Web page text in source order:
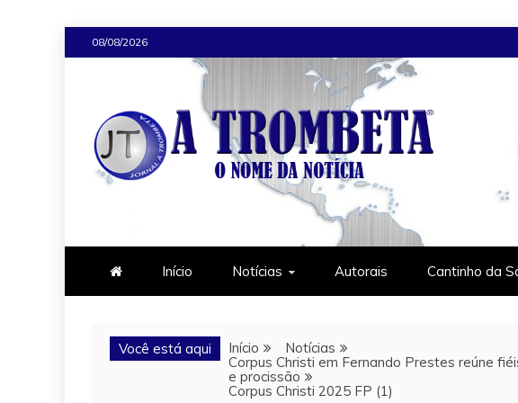
to
08/08/2026
JORNAL A TROMBETA
O Nome da Notícia
Início Notícias Autorais Cantinho da
Você está aqui Início
Notícias
Corpus Christi em Fernando Prestes reúne
e procissão
Corpus Christi 2025 FP (1)